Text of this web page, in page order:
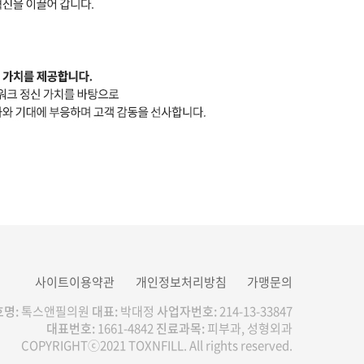
사이트이용약관 개인정보처리방침
가맹문의
명: 톡스앤필의원 대표: 박대정 사업자번호: 214-13-33847
대표번호: 1661-4842진료과목: 피부과, 성형외과
COPYRIGHTⓒ2021 TOXNFILL. All rights reserved.